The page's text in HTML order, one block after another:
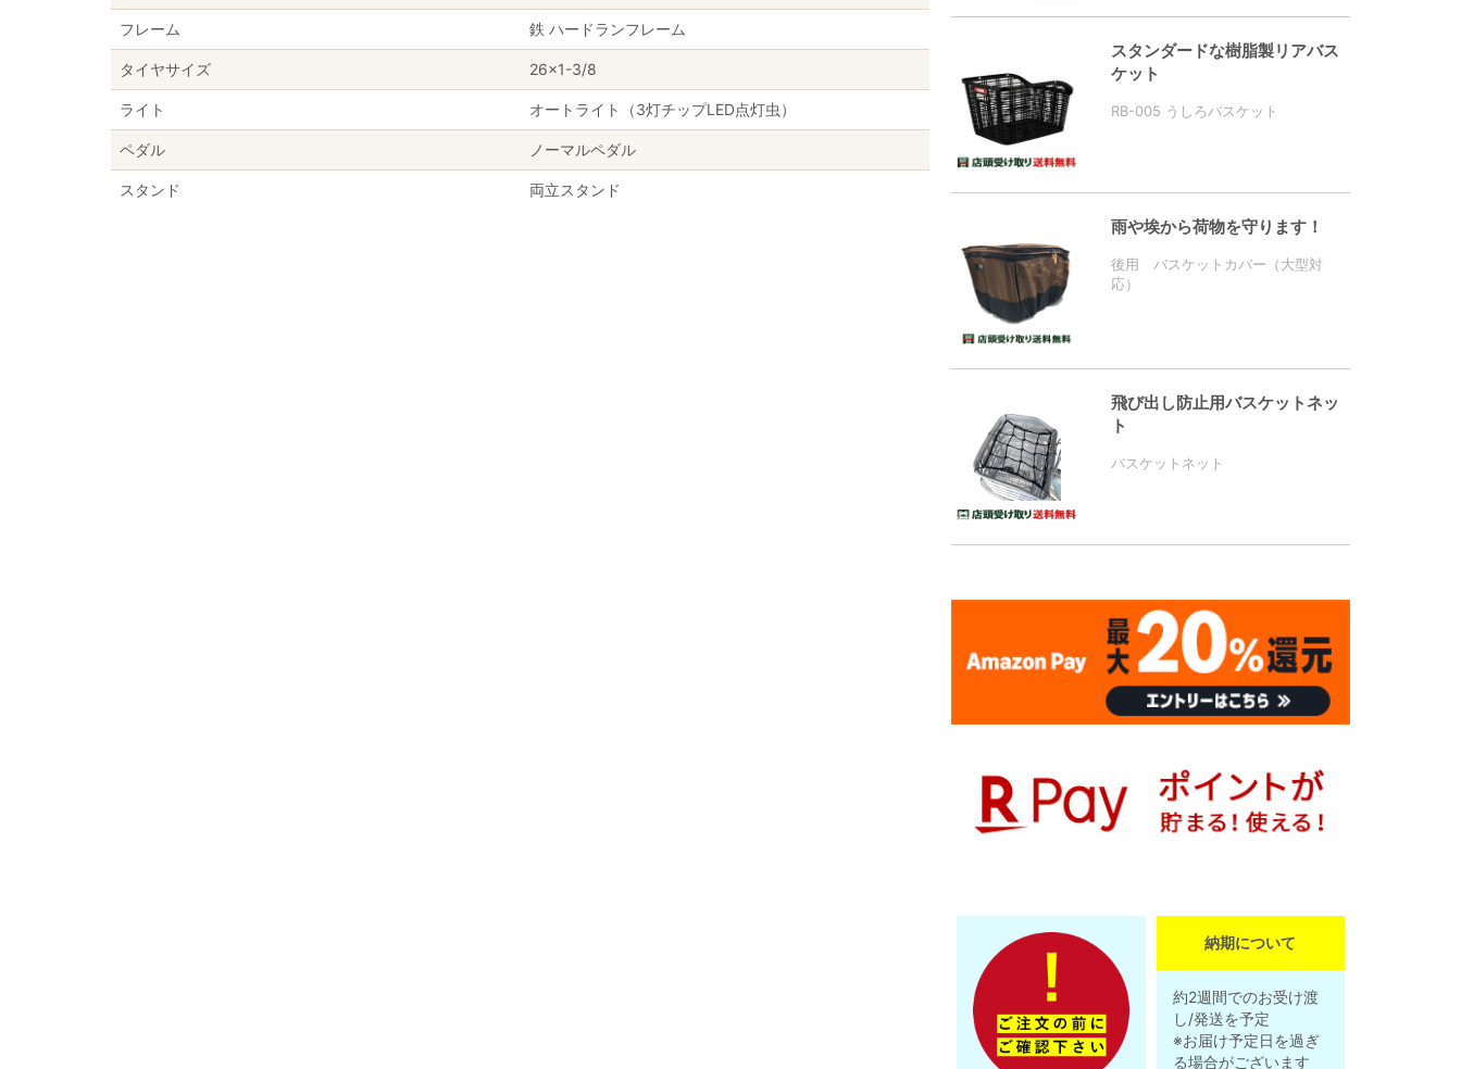
フレーム 鉄 ハードランフレーム
タイヤサイズ 26×1-3/8
ライト オートライト（3灯チップLED点灯虫）
ペダル ノーマルペダル
スタンド 両立スタンド
スタンダードな樹脂製リアバス
ケット
RB-005 うしろバスケット
雨や埃から荷物を守ります！
後用 バスケットカバー（大型対
応）
飛び出し防止用バスケットネッ
ト
バスケットネット
納期について
約2週間でのお受け渡
し/発送を予定
※お届け予定日を過ぎ
る場合がございます